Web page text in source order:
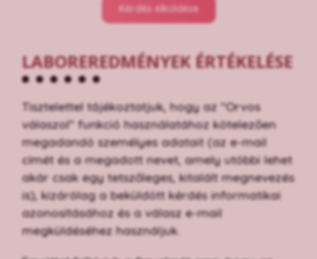
Kérdés elküldése
LABOREREDMÉNYEK ÉRTÉKELÉSE
Tisztelettel tájékoztatjuk, hogy az "Orvos
válaszol" funkció használatához kötelezően
megadandó személyes adatait (az e-mail
címét és a megadott nevet, amely utóbbi lehet
akár csak egy tetszőleges, kitalált megnevezés
is), kizárólag a beküldött kérdés informatikai
azonosításához és a válasz e-mail
megküldéséhez használjuk.